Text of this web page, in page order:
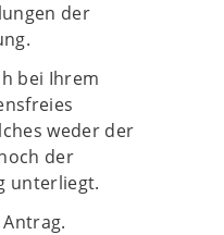
der
bei Ihrem
weder der
der
unterliegt.
Antrag.